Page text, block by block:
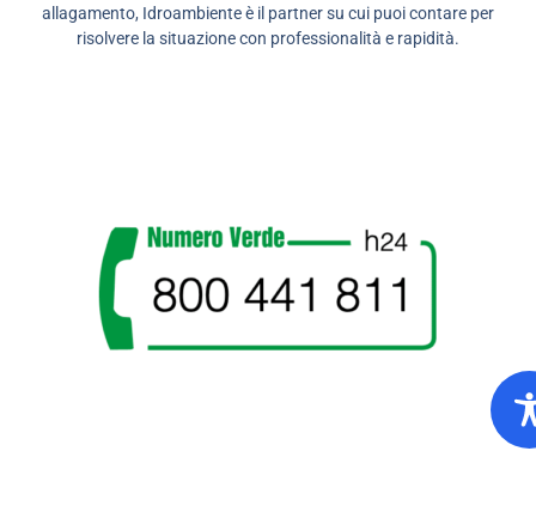
allagamento, Idroambiente è il partner su cui puoi contare per
risolvere la situazione con professionalità e rapidità.